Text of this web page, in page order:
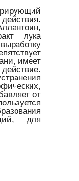
лука
имеет
от
для